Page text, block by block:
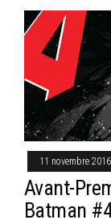
11 novembre 2016
Avant-
Batman